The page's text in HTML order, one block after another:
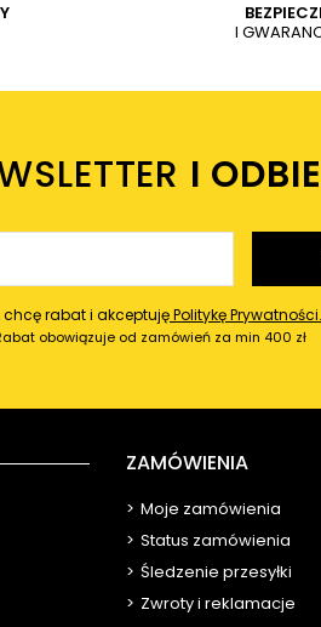
I
I
chcę rabat i akceptujęPolitykę Prywatności.
obowiązuje od zamówień za min 400 zł
ZAMÓWIENIA
Moje zamówienia
Status zamówienia
Śledzenie przesyłki
Zwroty i reklamacje